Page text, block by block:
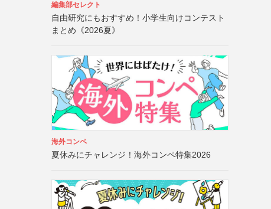
編集部セレクト
自由研究にもおすすめ！小学生向けコンテスト
まとめ《2026夏》
海外コンペ
夏休みにチャレンジ！海外コンペ特集2026